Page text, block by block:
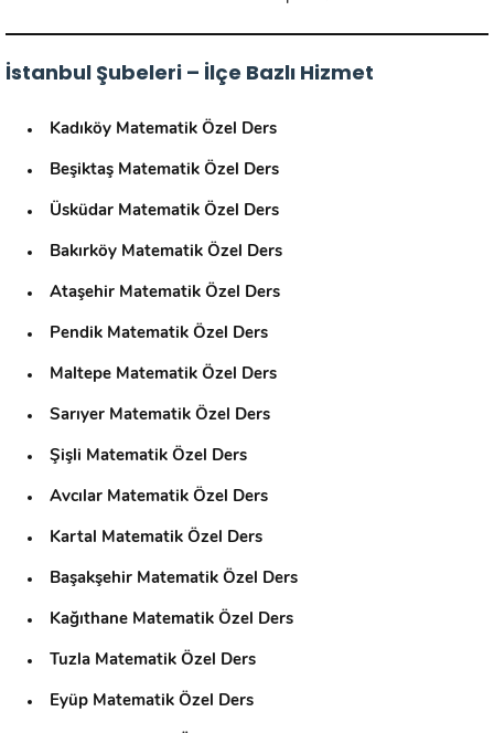
İstanbul Şubeleri – İlçe Bazlı Hizmet
Kadıköy Matematik Özel Ders
Beşiktaş Matematik Özel Ders
Üsküdar Matematik Özel Ders
Bakırköy Matematik Özel Ders
Ataşehir Matematik Özel Ders
Pendik Matematik Özel Ders
Maltepe Matematik Özel Ders
Sarıyer Matematik Özel Ders
Şişli Matematik Özel Ders
Avcılar Matematik Özel Ders
Kartal Matematik Özel Ders
Başakşehir Matematik Özel Ders
Kağıthane Matematik Özel Ders
Tuzla Matematik Özel Ders
Eyüp Matematik Özel Ders